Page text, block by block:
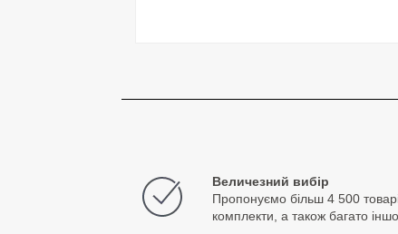
Величезний вибір
Пропонуємо більш 4 500
комплекти, а також багато